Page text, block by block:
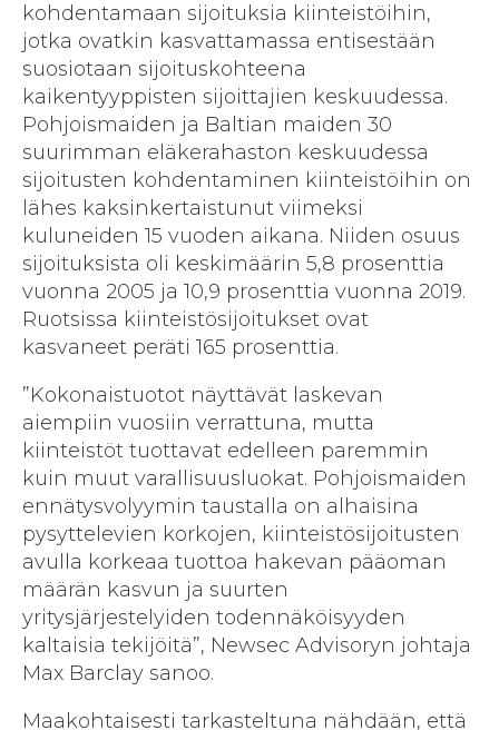
kohdentamaan sijoituksia kiinteistöihin,
jotka ovatkin kasvattamassa entisestään
suosiotaan sijoituskohteena
kaikentyyppisten sijoittajien keskuudessa.
Pohjoismaiden ja Baltian maiden 30
suurimman eläkerahaston keskuudessa
sijoitusten kohdentaminen kiinteistöihin on
lähes kaksinkertaistunut viimeksi
kuluneiden 15 vuoden aikana. Niiden osuus
sijoituksista oli keskimäärin 5,8 prosenttia
vuonna 2005 ja 10,9 prosenttia vuonna 2019.
Ruotsissa kiinteistösijoitukset ovat
kasvaneet peräti 165 prosenttia.
”Kokonaistuotot näyttävät laskevan
aiempiin vuosiin verrattuna, mutta
kiinteistöt tuottavat edelleen paremmin
kuin muut varallisuusluokat. Pohjoismaiden
ennätysvolyymin taustalla on alhaisina
pysyttelevien korkojen, kiinteistösijoitusten
avulla korkeaa tuottoa hakevan pääoman
määrän kasvun ja suurten
yritysjärjestelyiden todennäköisyyden
kaltaisia tekijöitä”, Newsec Advisoryn johtaja
Max Barclay sanoo.
Maakohtaisesti tarkasteltuna nähdään, että